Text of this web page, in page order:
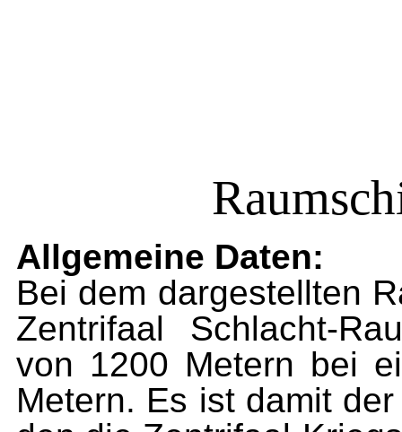
Allgemeine Daten:
Bei dem dargestellten
Zentrifaal Schlacht-
von 1200 Metern bei
Metern. Es ist damit